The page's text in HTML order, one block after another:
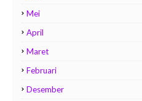
Mei
April
Maret
Februari
Desember